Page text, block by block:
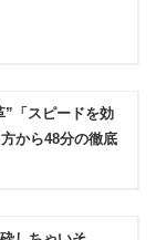
”「スピードを効
から48分の徹底